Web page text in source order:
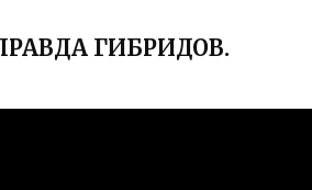
ГИБРИДОВ.